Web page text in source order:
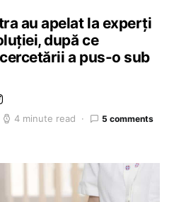
au apelat la experți
după ce
a pus-o sub
4 minute read 5 comments